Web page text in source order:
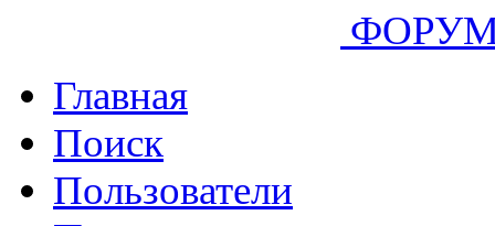
Главная
Поиск
Пользователи